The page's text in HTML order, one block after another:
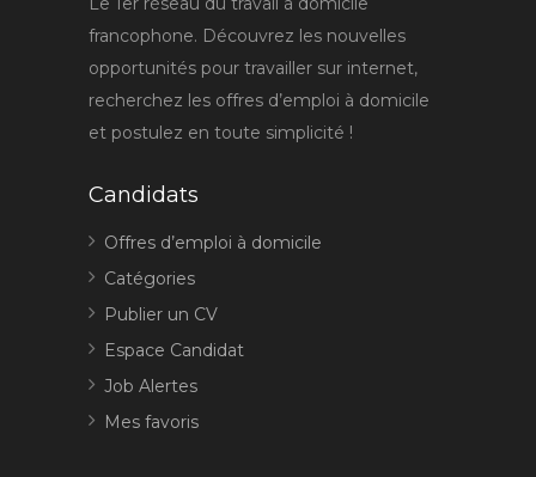
francophone. Découvrez les nouvelles
opportunités pour travailler sur internet,
recherchez les offres d’emploi à domicile
et postulez en toute simplicité !
Candidats
Offres d’emploi à domicile
Catégories
Publier un CV
Espace Candidat
Job Alertes
Mes favoris